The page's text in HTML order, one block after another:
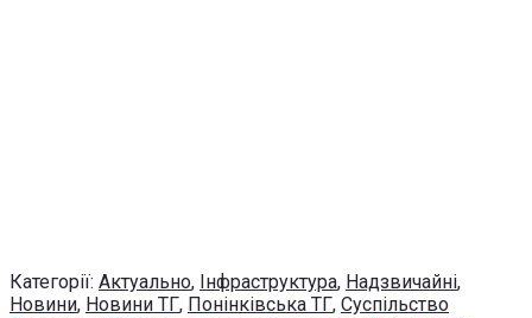
Категорії: Актуально, Інфраструктура, Надзвичайні,
Новини, Новини ТГ, Понінківська ТГ, Суспільство